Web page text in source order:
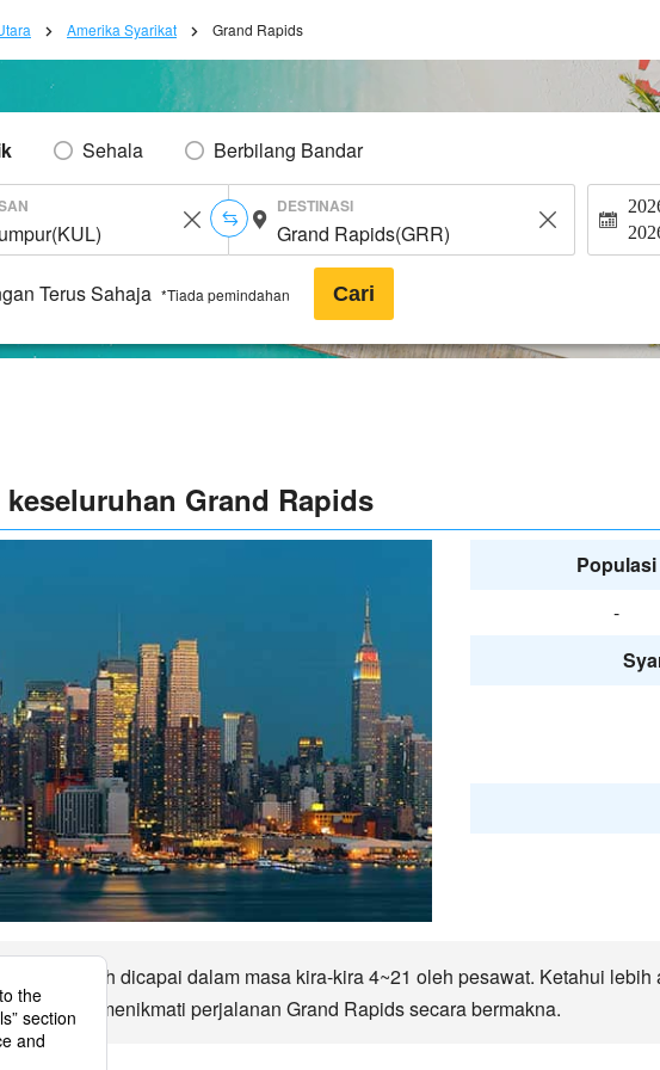
Amerika Syarikat Grand Rapids
Sehala Berbilang Bandar
DESTINASI
Terus Sahaja *Tiada pemindahan Cari
keseluruhan Grand Rapids
Populasi
-
Rapids boleh dicapai dalam masa kira-kira 4~21 oleh pesawat. Ketahui
dan menikmati perjalanan Grand Rapids secara bermakna.